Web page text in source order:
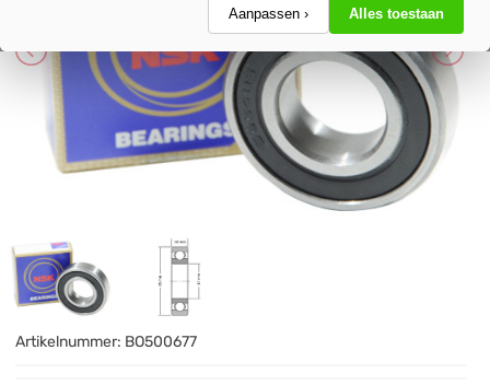
Aanpassen › Alles toestaan
Artikelnummer: BO500677